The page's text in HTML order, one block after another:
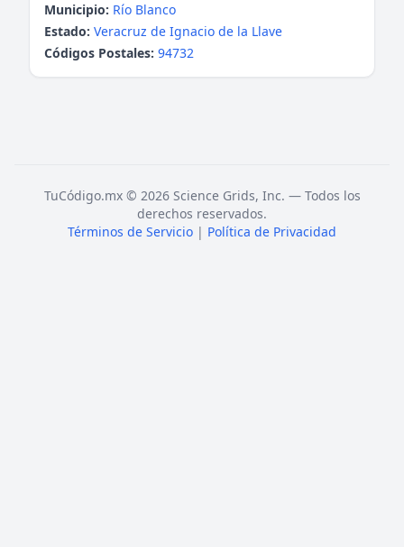
Municipio: Río Blanco
Estado: Veracruz de Ignacio de la Llave
Códigos Postales: 94732
TuCódigo.mx © 2026 Science Grids, Inc. — Todos los
derechos reservados.
Términos de Servicio | Política de Privacidad